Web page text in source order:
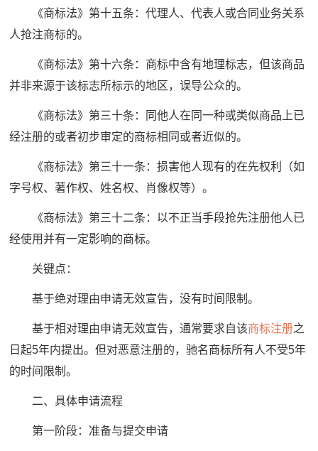
《商标法》第十五条：代理人、代表人或合同业务关系
人抢注商标的。
《商标法》第十六条：商标中含有地理标志，但该商品
并非来源于该标志所标示的地区，误导公众的。
《商标法》第三十条：同他人在同一种或类似商品上已
经注册的或者初步审定的商标相同或者近似的。
《商标法》第三十一条：损害他人现有的在先权利（如
字号权、著作权、姓名权、肖像权等）。
《商标法》第三十二条：以不正当手段抢先注册他人已
经使用并有一定影响的商标。
关键点：
基于绝对理由申请无效宣告，没有时间限制。
基于相对理由申请无效宣告，通常要求自该商标注册之
日起5年内提出。但对恶意注册的，驰名商标所有人不受5年
的时间限制。
二、具体申请流程
第一阶段：准备与提交申请